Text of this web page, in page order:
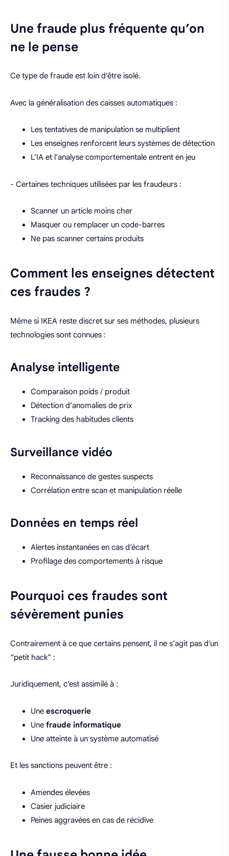
Une fraude plus fréquente qu’on
ne le pense
Ce type de fraude est loin d’être isolé.
Avec la généralisation des caisses automatiques :
Les tentatives de manipulation se multiplient
Les enseignes renforcent leurs systèmes de détection
L’IA et l’analyse comportementale entrent en jeu
- Certaines techniques utilisées par les fraudeurs :
Scanner un article moins cher
Masquer ou remplacer un code-barres
Ne pas scanner certains produits
Comment les enseignes détectent
ces fraudes ?
Même si IKEA reste discret sur ses méthodes, plusieurs
technologies sont connues :
Analyse intelligente
Comparaison poids / produit
Détection d’anomalies de prix
Tracking des habitudes clients
Surveillance vidéo
Reconnaissance de gestes suspects
Corrélation entre scan et manipulation réelle
Données en temps réel
Alertes instantanées en cas d’écart
Profilage des comportements à risque
Pourquoi ces fraudes sont
sévèrement punies
Contrairement à ce que certains pensent, il ne s’agit pas d’un
“petit hack” :
Juridiquement, c’est assimilé à :
Une escroquerie
Une fraude informatique
Une atteinte à un système automatisé
Et les sanctions peuvent être :
Amendes élevées
Casier judiciaire
Peines aggravées en cas de récidive